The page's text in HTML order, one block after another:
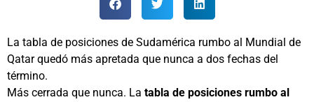
La tabla de posiciones de Sudamérica rumbo al Mundial de
Qatar quedó más apretada que nunca a dos fechas del
término.
Más cerrada que nunca. La tabla de posiciones rumbo al